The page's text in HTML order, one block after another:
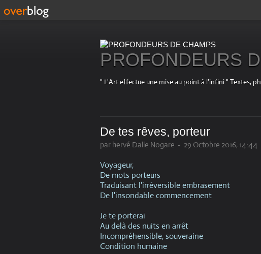
PROFONDEURS
" L'Art effectue une mise au point à l'infini " Textes,
De tes rêves, porteur
par hervé Dalle Nogare - 29 Octobre 2016, 14:44
Voyageur,
De mots porteurs
Traduisant l'irréversible embrasement
De l'insondable commencement
Je te porterai
Au delà des nuits en arrêt
Incompréhensible, souveraine
Condition humaine